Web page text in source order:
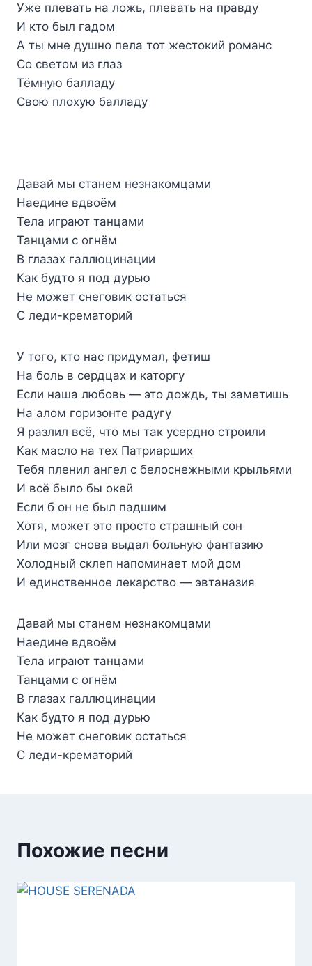
Уже плевать на ложь, плевать на правду
И кто был гадом
А ты мне душно пела тот жестокий романс
Со светом из глаз
Тёмную балладу
Свою плохую балладу
Давай мы станем незнакомцами
Наедине вдвоём
Тела играют танцами
Танцами с огнём
В глазах галлюцинации
Как будто я под дурью
Не может снеговик остаться
С леди-крематорий
У того, кто нас придумал, фетиш
На боль в сердцах и каторгу
Если наша любовь — это дождь, ты заметишь
На алом горизонте радугу
Я разлил всё, что мы так усердно строили
Как масло на тех Патриарших
Тебя пленил ангел с белоснежными крыльями
И всё было бы окей
Если б он не был падшим
Хотя, может это просто страшный сон
Или мозг снова выдал больную фантазию
Холодный склеп напоминает мой дом
И единственное лекарство — эвтаназия
Давай мы станем незнакомцами
Наедине вдвоём
Тела играют танцами
Танцами с огнём
В глазах галлюцинации
Как будто я под дурью
Не может снеговик остаться
С леди-крематорий
Похожие песни